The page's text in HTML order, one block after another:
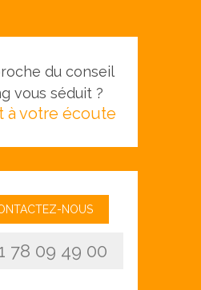
du conseil
vous séduit ?
à votre écoute
NOUS
78 09 49 00